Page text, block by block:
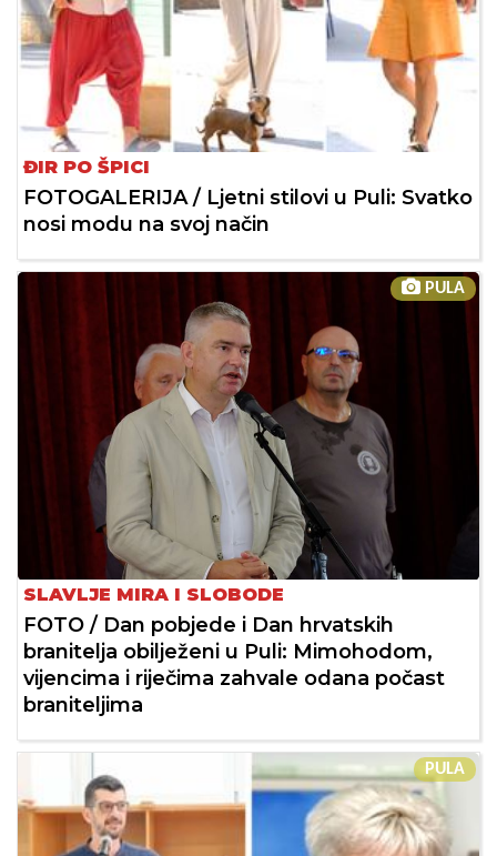
ĐIR PO ŠPICI
FOTOGALERIJA / Ljetni stilovi u Puli: Svatko
nosi modu na svoj način
PULA
SLAVLJE MIRA I SLOBODE
FOTO / Dan pobjede i Dan hrvatskih
branitelja obilježeni u Puli: Mimohodom,
vijencima i riječima zahvale odana počast
braniteljima
PULA